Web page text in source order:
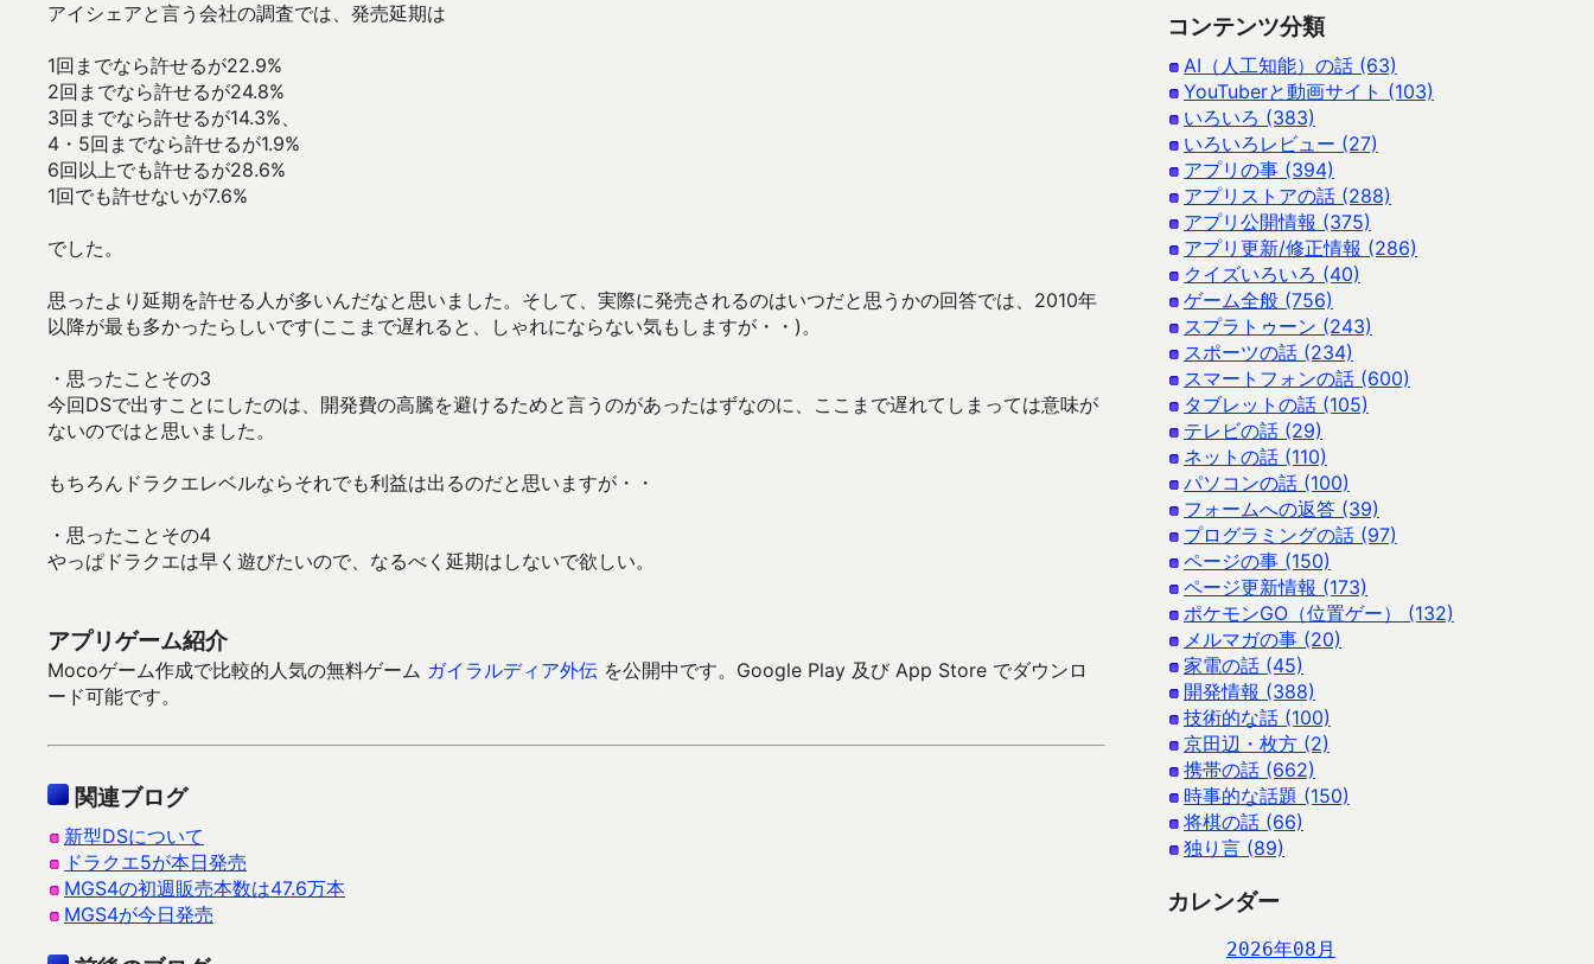
アイシェアと言う会社の調査では、発売延期は
1回までなら許せるが22.9%
2回までなら許せるが24.8%
3回までなら許せるが14.3%、
4・5回までなら許せるが1.9%
6回以上でも許せるが28.6%
1回でも許せないが7.6%
でした。
思ったより延期を許せる人が多いんだなと思いました。そして、実際に発売されるのはいつだと思うかの回答では、2010年
以降が最も多かったらしいです(ここまで遅れると、しゃれにならない気もしますが・・)。
・思ったことその3
今回DSで出すことにしたのは、開発費の高騰を避けるためと言うのがあったはずなのに、ここまで遅れてしまっては意味が
ないのではと思いました。
もちろんドラクエレベルならそれでも利益は出るのだと思いますが・・
・思ったことその4
やっぱドラクエは早く遊びたいので、なるべく延期はしないで欲しい。
アプリゲーム紹介
Mocoゲーム作成で比較的人気の無料ゲーム ガイラルディア外伝 を公開中です。Google Play 及び App Store でダウンロ
ード可能です。
関連ブログ
新型DSについて
ドラクエ5が本日発売
MGS4の初週販売本数は47.6万本
MGS4が今日発売
コンテンツ分類
AI（人工知能）の話 (63)
YouTuberと動画サイト (103)
いろいろ (383)
いろいろレビュー (27)
アプリの事 (394)
アプリストアの話 (288)
アプリ公開情報 (375)
アプリ更新/修正情報 (286)
クイズいろいろ (40)
ゲーム全般 (756)
スプラトゥーン (243)
スポーツの話 (234)
スマートフォンの話 (600)
タブレットの話 (105)
テレビの話 (29)
ネットの話 (110)
パソコンの話 (100)
フォームへの返答 (39)
プログラミングの話 (97)
ページの事 (150)
ページ更新情報 (173)
ポケモンGO（位置ゲー） (132)
メルマガの事 (20)
家電の話 (45)
開発情報 (388)
技術的な話 (100)
京田辺・枚方 (2)
携帯の話 (662)
時事的な話題 (150)
将棋の話 (66)
独り言 (89)
カレンダー
2026年08月